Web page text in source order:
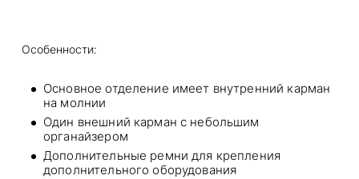
Особенности:
Основное отделение имеет внутренний карман
на молнии
Один внешний карман с небольшим
органайзером
Дополнительные ремни для крепления
дополнительного оборудования